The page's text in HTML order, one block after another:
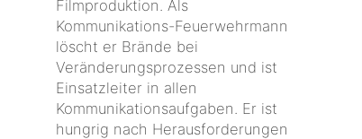
Filmproduktion. Als
Kommunikations-Feuerwehrmann
löscht er Brände bei
Veränderungsprozessen und ist
Einsatzleiter in allen
Kommunikationsaufgaben. Er ist
hungrig nach Herausforderungen